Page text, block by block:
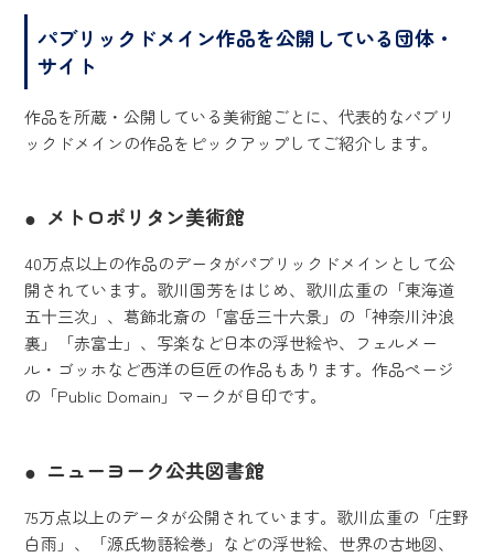
パブリックドメイン作品を公開している団体・
サイト
作品を所蔵・公開している美術館ごとに、代表的なパブリ
ックドメインの作品をピックアップしてご紹介します。
メトロポリタン美術館
40万点以上の作品のデータがパブリックドメインとして公
開されています。歌川国芳をはじめ、歌川広重の「東海道
五十三次」、葛飾北斎の「富岳三十六景」の「神奈川沖浪
裏」「赤富士」、写楽など日本の浮世絵や、フェルメー
ル・ゴッホなど西洋の巨匠の作品もあります。作品ページ
の「Public Domain」マークが目印です。
ニューヨーク公共図書館
75万点以上のデータが公開されています。歌川広重の「庄野
白雨」、「源氏物語絵巻」などの浮世絵、世界の古地図、